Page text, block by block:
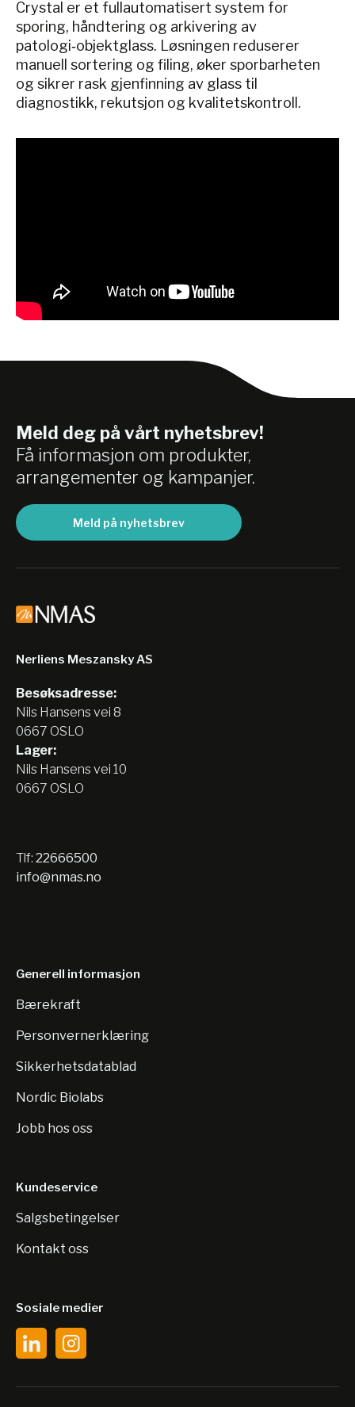
Crystal er et fullautomatisert system for
sporing, håndtering og arkivering av
patologi‑objektglass. Løsningen reduserer
manuell sortering og filing, øker sporbarheten
og sikrer rask gjenfinning av glass til
diagnostikk, rekutsjon og kvalitetskontroll.
Meld deg på vårt nyhetsbrev!
Få informasjon om produkter,
arrangementer og kampanjer.
Meld på nyhetsbrev
Nerliens Meszansky AS
Besøksadresse:
Nils Hansens vei 8
0667 OSLO
Lager:
Nils Hansens vei 10
0667 OSLO
Tlf: 22666500
info@nmas.no
Generell informasjon
Bærekraft
Personvernerklæring
Sikkerhetsdatablad
Nordic Biolabs
Jobb hos oss
Kundeservice
Salgsbetingelser
Kontakt oss
Sosiale medier